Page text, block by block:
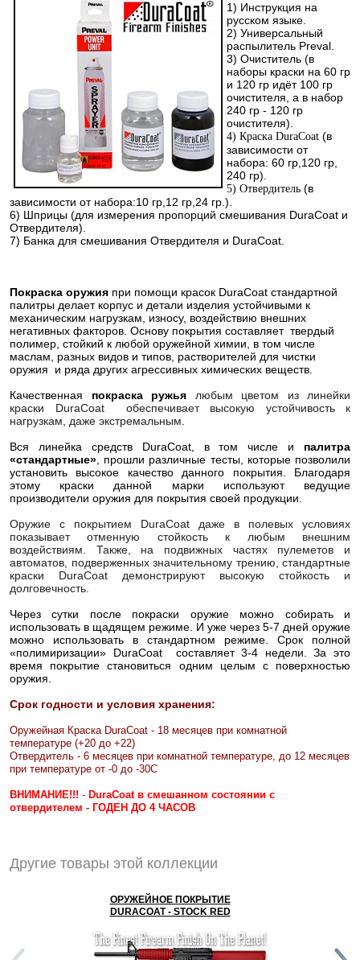
1) Инструкция на
русском языке.
2) Универсальный
распылитель Preval.
3) Очиститель (в
наборы краски на 60 гр
и 120 гр идёт 100 гр
очистителя, а в набор
240 гр - 120 гр
очистителя).
4) Краска DuraCoat (в
зависимости от
набора: 60 гр,120 гр,
240 гр).
5) Отвердитель (в
зависимости от набора:10 гр,12 гр,24 гр.).
6) Шприцы (для измерения пропорций смешивания DuraCoat и
Отвердителя).
7) Банка для смешивания Отвердителя и DuraCoat.
Покраска оружия при помощи красок DuraCoat стандартной
палитры делает корпус и детали изделия устойчивыми к
механическим нагрузкам, износу, воздействию внешних
негативных факторов. Основу покрытия составляет твердый
полимер, стойкий к любой оружейной химии, в том числе
маслам, разных видов и типов, растворителей для чистки
оружия и ряда других агрессивных химических веществ.
Качественная покраска ружья любым цветом из линейки
краски DuraCoat обеспечивает высокую устойчивость к
нагрузкам, даже экстремальным.
Вся линейка средств DuraCoat, в том числе и палитра
«стандартные» , прошли различные тесты, которые позволили
установить высокое качество данного покрытия. Благодаря
этому краски данной марки используют ведущие
производители оружия для покрытия своей продукции.
Оружие с покрытием DuraCoat даже в полевых условиях
показывает отменную стойкость к любым внешним
воздействиям. Также, на подвижных частях пулеметов и
автоматов, подверженных значительному трению, стандартные
краски DuraCoat демонстрируют высокую стойкость и
долговечность.
Через сутки после покраски оружие можно собирать и
использовать в щадящем режиме. И уже через 5-7 дней оружие
можно использовать в стандартном режиме. Срок полной
«полимиризации» DuraCoat составляет 3-4 недели. За это
время покрытие становиться одним целым с поверхностью
оружия.
Срок годности и условия хранения:
Оружейная Краска DuraCoat - 18 месяцев при комнатной
температуре (+20 до +22)
Отвердитель - 6 месяцев при комнатной температуре, до 12 месяцев
при температуре от -0 до -30С
ВНИМАНИЕ!!! - DuraCoat в смешанном состоянии с
отвердителем - ГОДЕН ДО 4 ЧАСОВ
Другие товары этой коллекции
ОРУЖЕЙНОЕ ПОКРЫТИЕ
DURACOAT - STOCK RED